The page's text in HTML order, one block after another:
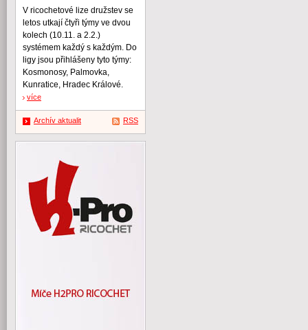
V ricochetové lize družstev se
letos utkají čtyři týmy ve dvou
kolech (10.11. a 2.2.)
systémem každý s každým. Do
ligy jsou přihlášeny tyto týmy:
Kosmonosy, Palmovka,
Kunratice, Hradec Králové.
více
Archív aktualit RSS